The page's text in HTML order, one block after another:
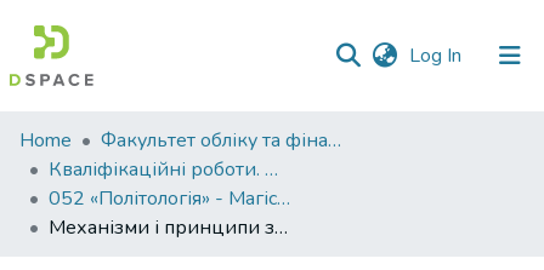
Log In (current)
Communities
&
Collections
Home
Факультет обліку та фінансів
Кваліфікаційні роботи. Факультет обліку та фінансів
052 «Політологія» - Магістри 2024-2025
Механізми і принципи здійснення влади на регіональному рівні